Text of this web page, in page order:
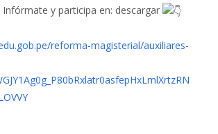
Infórmate y participa en: descargar
reforma-magisterial/auxiliares-